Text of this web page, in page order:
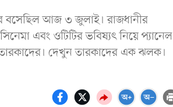
বসেছিল আজ ৩ জুলাই। রাজধানীর
এবং ওটিটির ভবিষ্যৎ নিয়ে প্যানেল
তারকাদের। দেখুন তারকাদের এক ঝলক।